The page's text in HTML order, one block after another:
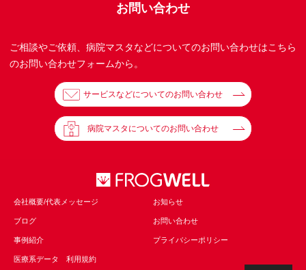
お問い合わせ
ご相談やご依頼、病院マスタなどについてのお問い合わせはこちら
のお問い合わせフォームから。
サービスなどについてのお問い合わせ
病院マスタについてのお問い合わせ
会社概要/代表メッセージ お知らせ
ブログ お問い合わせ
事例紹介 プライバシーポリシー
医療系データ 利用規約